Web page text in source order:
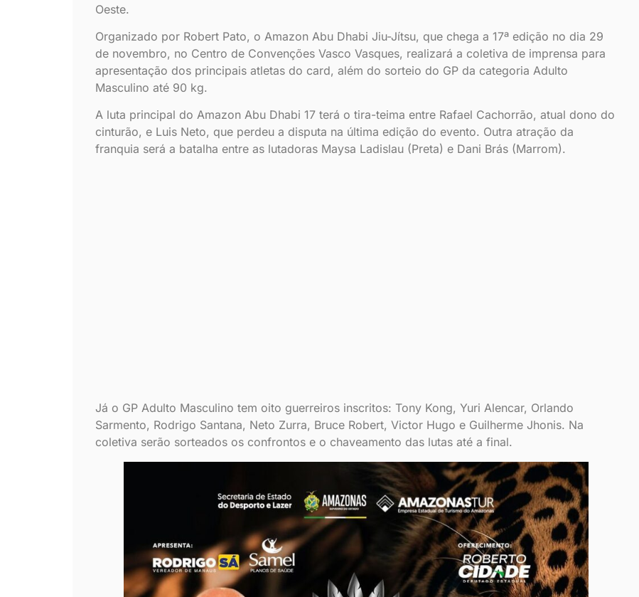
Oeste.
Organizado por Robert Pato, o Amazon Abu Dhabi Jiu-Jítsu, que chega a 17ª edição no dia 29
de novembro, no Centro de Convenções Vasco Vasques, realizará a coletiva de imprensa para
apresentação dos principais atletas do card, além do sorteio do GP da categoria Adulto
Masculino até 90 kg.
A luta principal do Amazon Abu Dhabi 17 terá o tira-teima entre Rafael Cachorrão, atual dono do
cinturão, e Luis Neto, que perdeu a disputa na última edição do evento. Outra atração da
franquia será a batalha entre as lutadoras Maysa Ladislau (Preta) e Dani Brás (Marrom).
Já o GP Adulto Masculino tem oito guerreiros inscritos: Tony Kong, Yuri Alencar, Orlando
Sarmento, Rodrigo Santana, Neto Zurra, Bruce Robert, Victor Hugo e Guilherme Jhonis. Na
coletiva serão sorteados os confrontos e o chaveamento das lutas até a final.